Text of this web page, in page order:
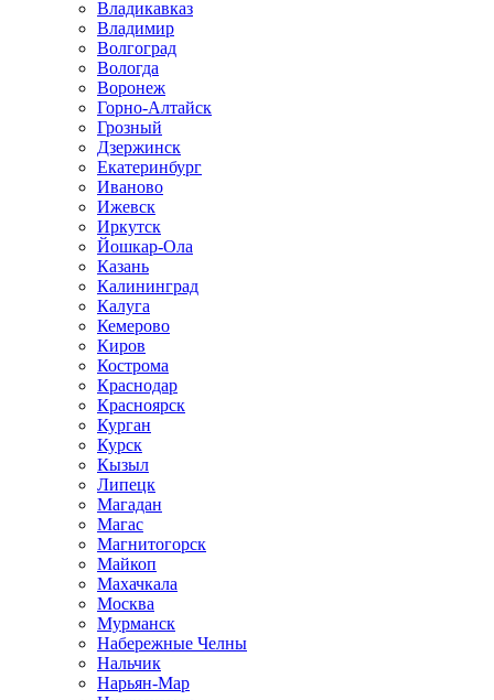
Владикавказ
Владимир
Волгоград
Вологда
Воронеж
Горно-Алтайск
Грозный
Дзержинск
Екатеринбург
Иваново
Ижевск
Иркутск
Йошкар-Ола
Казань
Калининград
Калуга
Кемерово
Киров
Кострома
Краснодар
Красноярск
Курган
Курск
Кызыл
Липецк
Магадан
Магас
Магнитогорск
Майкоп
Махачкала
Москва
Мурманск
Набережные Челны
Нальчик
Нарьян-Мар